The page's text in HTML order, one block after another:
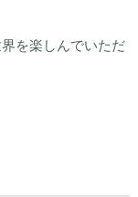
を楽しんでいただ